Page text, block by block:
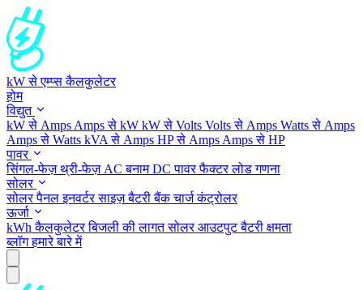
kW से एम्प्स कैलकुलेटर
होम
विद्युत
kW से Amps Amps से kW kW से Volts Volts से Amps Watts से Amps
Amps से Watts kVA से Amps HP से Amps Amps से HP
पावर
सिंगल-फेज़थ्री-फेज़ AC बनाम DCपावर फैक्टरलोड गणना
सोलर
सोलर पैनलइनवर्टर साइज़बैटरी बैंकचार्ज कंट्रोलर
ऊर्जा
kWh कैलकुलेटरबिजली की लागतसोलर आउटपुटबैटरी क्षमता
ब्लॉगहमारे बारे में